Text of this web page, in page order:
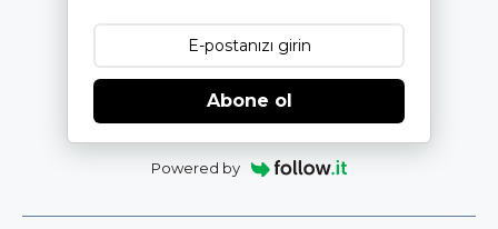
Abone ol
Powered by